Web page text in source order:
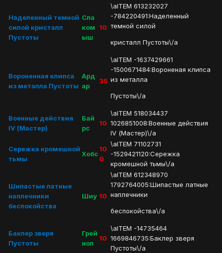
Наделенный темной
силой кристалл
Пустоты
Сла
ком
ыш
10
\aITEM 613232027
-784220491:Наделенный
темной силой
кристалл Пустоты\/a
Вороненная клипса
из металла Пустоты
Ард
ар
35
\aITEM -1637429661
-1500671484:Вороненая клипса
из металла
Пустоты\/a
Военные действия
IV (Мастер)
Бай
рс
10
\aITEM 518034437
1026851008:Военные действия
IV (Мастер)\/a
Сережка кромешной
тьмы
Хобс
10
0
\aITEM 71102731
-1529421120:Сережка
кромешной тьмы\/a
Шипастые латные
наплечники
беспокойства
Шиу 10
\aITEM 612348970
1792764005:Шипастые латные
наплечники
беспокойства\/a
Баклер зверя
Пустоты
Грей
нол
10
\aITEM -14735464
1669846735:Баклер зверя
Пустоты\/a